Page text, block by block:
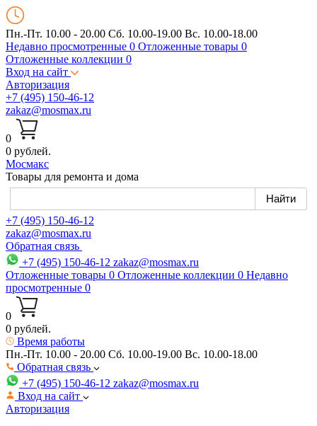
Пн.-Пт. 10.00 - 20.00 Сб. 10.00-19.00 Вс. 10.00-18.00
Недавно просмотренные 0 Отложенные товары 0
Отложенные коллекции 0
Вход на сайт
Авторизация
+7 (495) 150-46-12
zakaz@mosmax.ru
0
0 рублей.
Мосмакс
Товары для ремонта и дома
+7 (495) 150-46-12
zakaz@mosmax.ru
Обратная связь
+7 (495) 150-46-12 zakaz@mosmax.ru
Отложенные товары 0 Отложенные коллекции 0 Недавно
просмотренные 0
0
0 рублей.
Время работы
Пн.-Пт. 10.00 - 20.00 Сб. 10.00-19.00 Вс. 10.00-18.00
Обратная связь
+7 (495) 150-46-12 zakaz@mosmax.ru
Вход на сайт
Авторизация